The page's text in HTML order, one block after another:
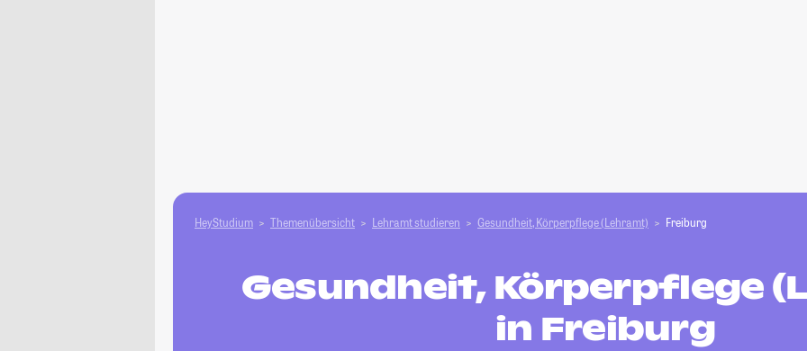
HeyStudium Themenübersicht Lehramt studieren Gesundheit, Körperpflege (Lehramt) Freiburg
Gesundheit, Körperpflege
in Freiburg